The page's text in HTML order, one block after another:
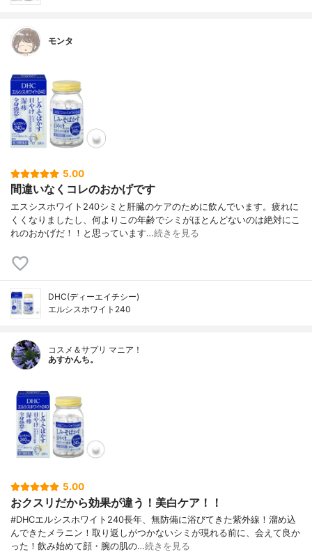
モンタ
5.00
間違いなくコレのおかげです
エスシスホワイト240シミと肝臓のケアのために飲んでいます。疲れに
くくなりましたし、何よりこの年齢でシミがほとんどないのは絶対にこ
れのおかげだ！！と思っています…続きを見る
DHC(ディーエイチシー)
エルシスホワイト240
コスメ＆サプリ マニア！
あすかんち。
5.00
おクスリだから効果が違う！美白ケア！！
#DHCエルシスホワイト240長年、無防備に浴びてきた紫外線！溜め込
んできたメラニン！取り返しがつかないシミが現れる前に、会えて良か
った！飲み始めて顔・腕の肌の…続きを見る